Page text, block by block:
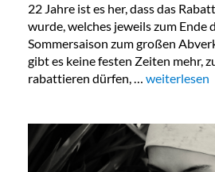
22 Jahre ist es her, dass das
wurde, welches jeweils zum
Sommersaison zum großen
gibt es keine festen Zeiten mehr,
rabattieren dürfen, … „Taschen
weiterlesen